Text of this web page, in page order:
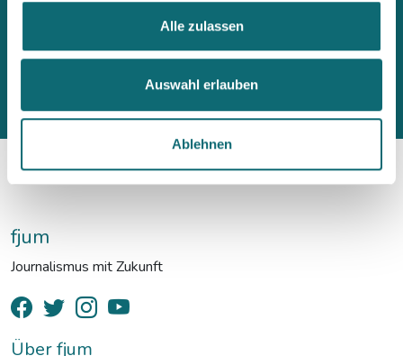
Alle zulassen
Auswahl erlauben
Ablehnen
fjum
Journalismus mit Zukunft
Über fjum